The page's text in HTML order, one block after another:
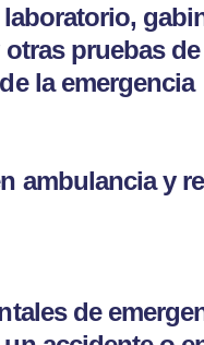
pruebas de
la emergencia
ambulancia y
de